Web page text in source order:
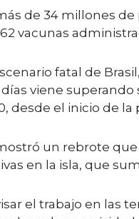
de 34 millones
vacunas
fatal de
viene
desde el inicio de la
un rebrote
en la isla, que
el trabajo en las